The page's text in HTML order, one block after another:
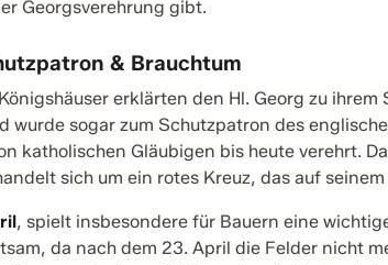
Georgsverehrung gibt.
& Brauchtum
erklärten den Hl. Georg zu
wurde sogar zum Schutzpatron des
katholischen Gläubigen bis heute verehrt.
sich um ein rotes Kreuz, das auf
, spielt insbesondere für Bauern eine
da nach dem 23. April die Felder nicht